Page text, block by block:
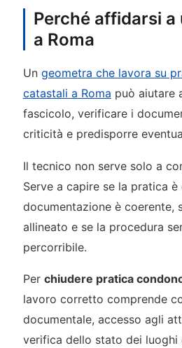
Perché affidarsi
a Roma
Un geometra che lavora su
catastali a Roma può aiutare
fascicolo, verificare i
criticità e predisporre
Il tecnico non serve solo a
Serve a capire se la pratica è
documentazione è coerente,
allineato e se la procedura
percorribile.
Per chiudere pratica
lavoro corretto comprende
documentale, accesso agli
verifica dello stato dei luoghi